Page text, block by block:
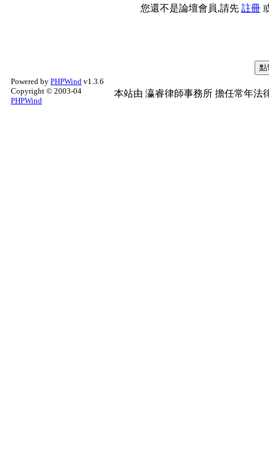
您還不是論壇會員,請先 註冊
Powered by PHPWind v1.3.6
Copyright © 2003-04
PHPWind
本站由 瀛睿律師事務所 擔任常年法